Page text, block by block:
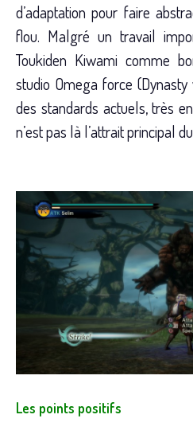
d’adaptation pour faire
flou. Malgré un travail
Toukiden Kiwami comme
studio Omega force
des standards actuels, très
n’est pas là l’attrait principal
Les points positifs